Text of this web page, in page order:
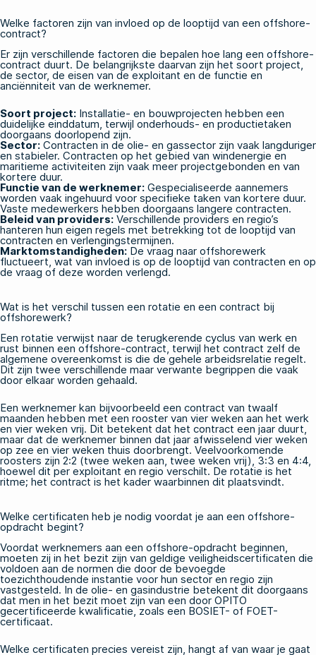
Welke factoren zijn van invloed op de looptijd van een offshore-
contract?
Er zijn verschillende factoren die bepalen hoe lang een offshore-
contract duurt. De belangrijkste daarvan zijn het soort project,
de sector, de eisen van de exploitant en de functie en
anciënniteit van de werknemer.
Soort project: Installatie- en bouwprojecten hebben een
duidelijke einddatum, terwijl onderhouds- en productietaken
doorgaans doorlopend zijn.
Sector: Contracten in de olie- en gassector zijn vaak langduriger
en stabieler. Contracten op het gebied van windenergie en
maritieme activiteiten zijn vaak meer projectgebonden en van
kortere duur.
Functie van de werknemer: Gespecialiseerde aannemers
worden vaak ingehuurd voor specifieke taken van kortere duur.
Vaste medewerkers hebben doorgaans langere contracten.
Beleid van providers: Verschillende providers en regio’s
hanteren hun eigen regels met betrekking tot de looptijd van
contracten en verlengingstermijnen.
Marktomstandigheden: De vraag naar offshorewerk
fluctueert, wat van invloed is op de looptijd van contracten en op
de vraag of deze worden verlengd.
Wat is het verschil tussen een rotatie en een contract bij
offshorewerk?
Een rotatie verwijst naar de terugkerende cyclus van werk en
rust binnen een offshore-contract, terwijl het contract zelf de
algemene overeenkomst is die de gehele arbeidsrelatie regelt.
Dit zijn twee verschillende maar verwante begrippen die vaak
door elkaar worden gehaald.
Een werknemer kan bijvoorbeeld een contract van twaalf
maanden hebben met een rooster van vier weken aan het werk
en vier weken vrij. Dit betekent dat het contract een jaar duurt,
maar dat de werknemer binnen dat jaar afwisselend vier weken
op zee en vier weken thuis doorbrengt. Veelvoorkomende
roosters zijn 2:2 (twee weken aan, twee weken vrij), 3:3 en 4:4,
hoewel dit per exploitant en regio verschilt. De rotatie is het
ritme; het contract is het kader waarbinnen dit plaatsvindt.
Welke certificaten heb je nodig voordat je aan een offshore-
opdracht begint?
Voordat werknemers aan een offshore-opdracht beginnen,
moeten zij in het bezit zijn van geldige veiligheidscertificaten die
voldoen aan de normen die door de bevoegde
toezichthoudende instantie voor hun sector en regio zijn
vastgesteld. In de olie- en gasindustrie betekent dit doorgaans
dat men in het bezit moet zijn van een door OPITO
gecertificeerde kwalificatie, zoals een BOSIET- of FOET-
certificaat.
Welke certificaten precies vereist zijn, hangt af van waar je gaat